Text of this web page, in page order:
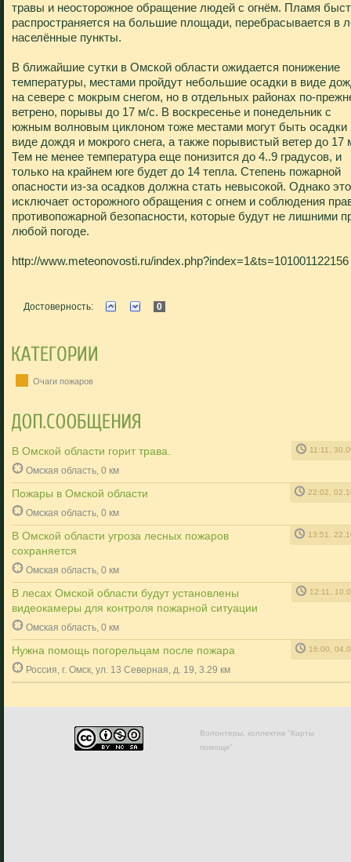
травы и неосторожное обращение людей с огнём. Пламя
распространяется на большие площади, перебрасывается в
населённые пункты.
В ближайшие сутки в Омской области ожидается понижение
температуры, местами пройдут небольшие осадки в виде
на севере с мокрым снегом, но в отдельных районах по-
ветрено, порывы до 17 м/с. В воскресенье и понедельник с
южным волновым циклоном тоже местами могут быть осадки
виде дождя и мокрого снега, а также порывистый ветер до 17
Тем не менее температура еще понизится до 4..9 градусов, и
только на крайнем юге будет до 14 тепла. Степень пожарной
опасности из-за осадков должна стать невысокой. Однако
исключает осторожного обращения с огнем и соблюдения
противопожарной безопасности, которые будут не лишними
любой погоде.
http://www.meteonovosti.ru/index.php?index=1&ts=101001122156
Достоверность: 0
Очаги пожаров
В Омской области горит трава. 11:11,
Омская область, 0 км
Пожары в Омской области 22:02,
Омская область, 0 км
В Омской области угроза лесных пожаров
сохраняется
13:51,
Омская область, 0 км
В лесах Омской области будут установлены
видеокамеры для контроля пожарной ситуации
12:11,
Омская область, 0 км
Нужна помощь погорельцам после пожара 16:00,
Россия, г. Омск, ул. 13 Северная, д. 19, 3.29 км
Волонтеры, коллектив "Карты
помощи"